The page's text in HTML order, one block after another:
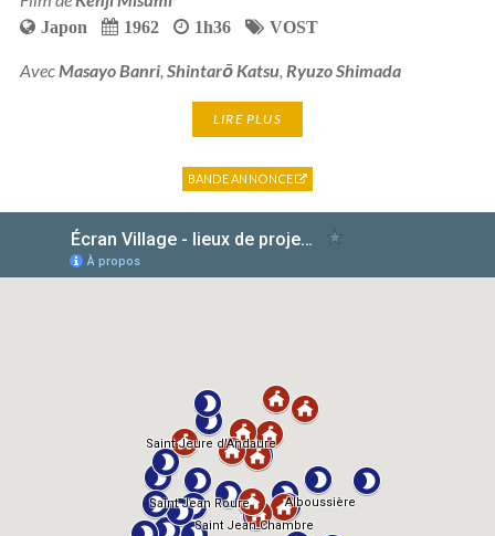
Japon 1962 1h36 VOST
Avec Masayo Banri, Shintarō Katsu Ryuzo Shimada
LIRE PLUS
BANDE ANNONCE